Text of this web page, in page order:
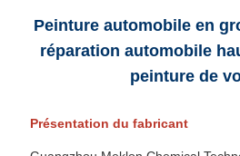
Peinture automobile en
réparation automobile
peinture de
Présentation du fabricant